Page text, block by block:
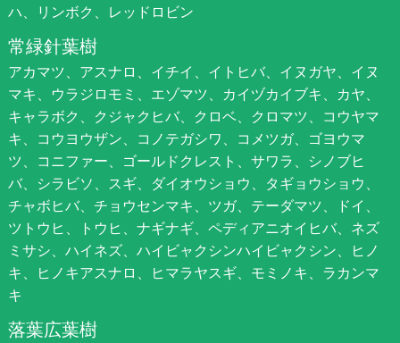
ハ、リンボク、レッドロビン
常緑針葉樹
アカマツ、アスナロ、イチイ、イトヒバ、イヌガヤ、イヌ
マキ、ウラジロモミ、エゾマツ、カイヅカイブキ、カヤ、
キャラボク、クジャクヒバ、クロベ、クロマツ、コウヤマ
キ、コウヨウザン、コノテガシワ、コメツガ、ゴヨウマ
ツ、コニファー、ゴールドクレスト、サワラ、シノブヒ
バ、シラビソ、スギ、ダイオウショウ、タギョウショウ、
チャボヒバ、チョウセンマキ、ツガ、テーダマツ、ドイ、
ツトウヒ、トウヒ、ナギナギ、ペディアニオイヒバ、ネズ
ミサシ、ハイネズ、ハイビャクシンハイビャクシン、ヒノ
キ、ヒノキアスナロ、ヒマラヤスギ、モミノキ、ラカンマ
キ
落葉広葉樹